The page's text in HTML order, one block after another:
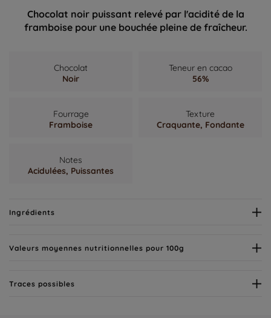
Chocolat noir puissant relevé par l'acidité de la
framboise pour une bouchée pleine de fraîcheur.
Chocolat
Noir
Teneur en cacao
56%
Fourrage
Framboise
Texture
Craquante, Fondante
Notes
Acidulées, Puissantes
Ingrédients
Valeurs moyennes nutritionnelles pour 100g
Traces possibles